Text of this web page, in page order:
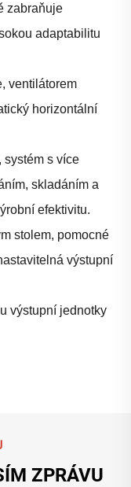
zabraňuje
adaptabilitu
ventilátorem
horizontální
systém s více
skladáním a
efektivitu.
stolem, pomocné
výstupní
výstupní jednotky
ZPRÁVU